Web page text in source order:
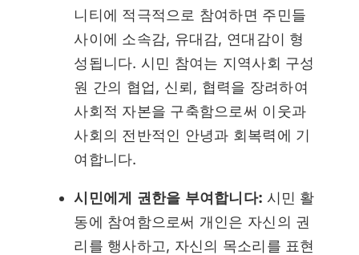
니티에 적극적으로 참여하면 주민들
사이에 소속감, 유대감, 연대감이 형
성됩니다. 시민 참여는 지역사회 구성
원 간의 협업, 신뢰, 협력을 장려하여
사회적 자본을 구축함으로써 이웃과
사회의 전반적인 안녕과 회복력에 기
여합니다.
시민에게 권한을 부여합니다: 시민 활
동에 참여함으로써 개인은 자신의 권
리를 행사하고, 자신의 목소리를 표현